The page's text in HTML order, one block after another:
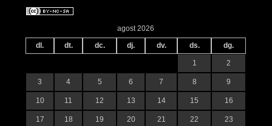
agost 2026
dl. dt. dc. dj. dv. ds. dg.
1 2
3 4 5 6 7 8 9
10 11 12 13 14 15 16
17 18 19 20 21 22 23